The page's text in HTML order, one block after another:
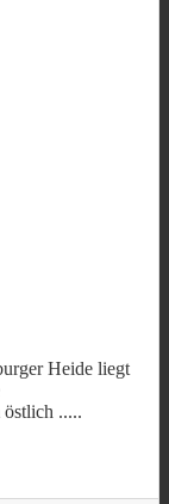
Heide liegt
östlich .....